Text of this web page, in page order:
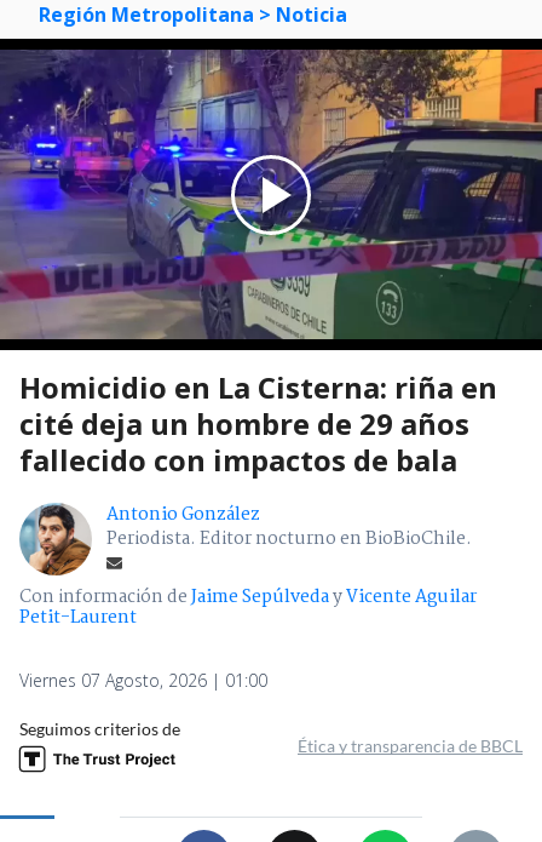
Región Metropolitana > Noticia
Homicidio en La Cisterna: riña en
cité deja un hombre de 29 años
fallecido con impactos de bala
Antonio González
Periodista. Editor nocturno en BioBioChile.
Con información deJaime SepúlvedayVicente Aguilar
Petit-Laurent
Viernes 07 Agosto, 2026 | 01:00
Seguimos criterios de
Ética y transparencia de BBCL